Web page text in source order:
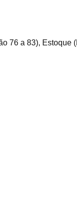
76 a 83), Estoque